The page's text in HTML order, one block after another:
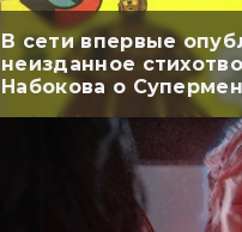
В сети впервые
неизданное
Набокова о
перевели